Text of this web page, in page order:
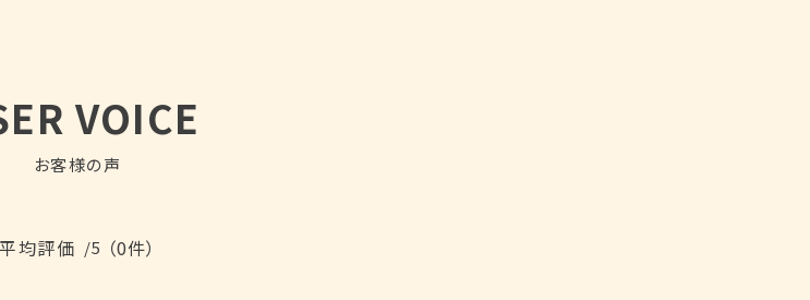
VOICE
お客様の声
平均評価 /5 （0件）